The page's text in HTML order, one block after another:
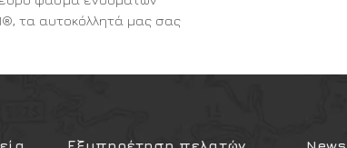
τα αυτοκόλλητά μας σας